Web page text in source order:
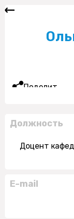
Поделиться
Должность
Доцент
E-mail